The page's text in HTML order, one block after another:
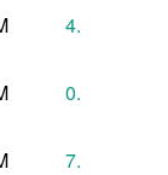
4.84
0.64
7.54